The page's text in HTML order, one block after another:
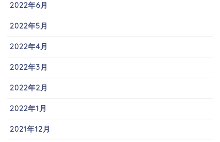
2022年6月
2022年5月
2022年4月
2022年3月
2022年2月
2022年1月
2021年12月